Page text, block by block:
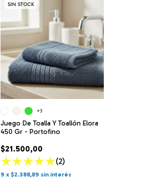
SIN STOCK
Juego De Toalla Y Toallón Elora
450 Gr - Portofino
$21.500,00
(2)
9 x $2.388,89 sin interés
+3